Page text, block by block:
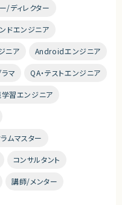
/ディレクター
ドエンジニア
ニア Androidエンジニア
マ QA・テストエンジニア
習エンジニア
ムマスター
コンサルタント
講師/メンター